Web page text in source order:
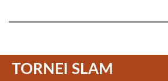
TORNEI SLAM